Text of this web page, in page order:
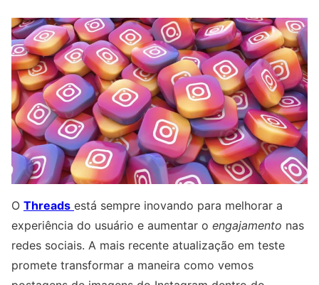
O Threads está sempre inovando para melhorar a
experiência do usuário e aumentar o engajamento nas
redes sociais. A mais recente atualização em teste
promete transformar a maneira como vemos